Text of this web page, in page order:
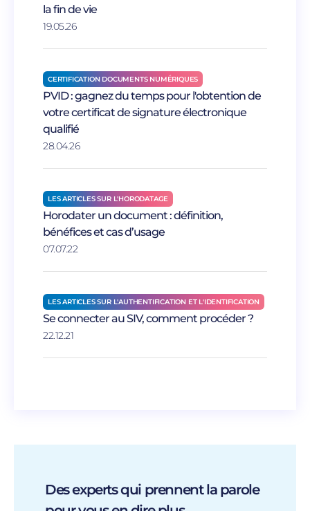
la fin de vie
19.05.26
CERTIFICATION DOCUMENTS NUMÉRIQUES
PVID : gagnez du temps pour l'obtention de
votre certificat de signature électronique
qualifié
28.04.26
LES ARTICLES SUR L'HORODATAGE
Horodater un document : définition,
bénéfices et cas d’usage
07.07.22
LES ARTICLES SUR L'AUTHENTIFICATION ET L'IDENTIFICATION
Se connecter au SIV, comment procéder ?
22.12.21
Des experts qui prennent la parole